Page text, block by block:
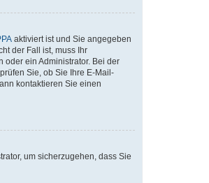
aktiviert ist und Sie angegeben
der Fall ist, muss Ihr
oder ein Administrator. Bei der
Sie, ob Sie Ihre E-Mail-
kontaktieren Sie einen
um sicherzugehen, dass Sie